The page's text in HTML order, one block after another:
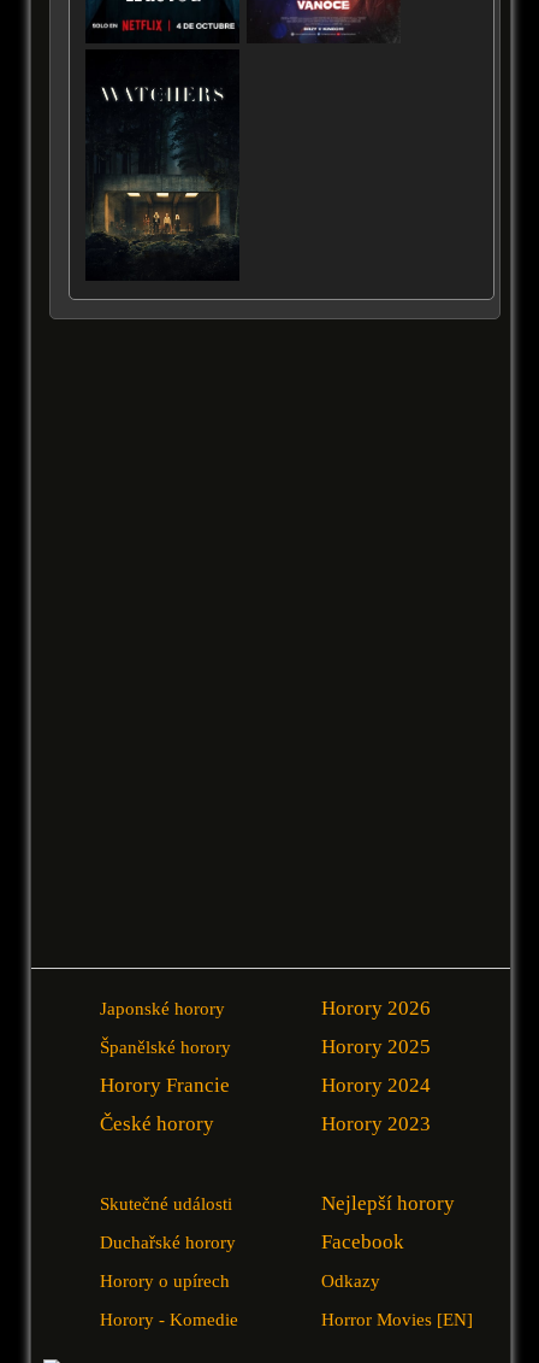
Japonské horory
Španělské horory
Horory Francie
České horory
Horory 2026
Horory 2025
Horory 2024
Horory 2023
Skutečné události
Duchařské horory
Horory o upírech
Horory - Komedie
Nejlepší horory
Facebook
Odkazy
Horror Movies [EN]